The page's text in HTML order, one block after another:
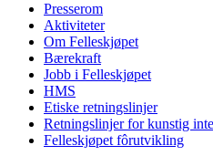
Presserom
Aktiviteter
Om Felleskjøpet
Bærekraft
Jobb i Felleskjøpet
HMS
Etiske retningslinjer
Retningslinjer for kunstig
Felleskjøpet fôrutvikling